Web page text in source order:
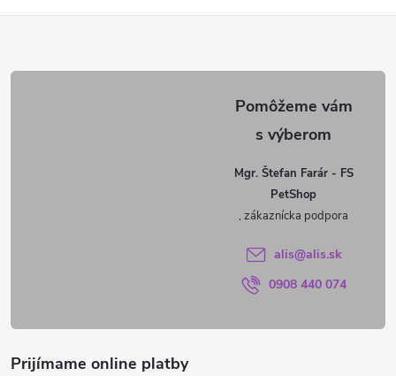
á
Mgr. Štefan Farár - FS
PetShop
alis@alis.sk
0908 440 074
Prijímame online platby